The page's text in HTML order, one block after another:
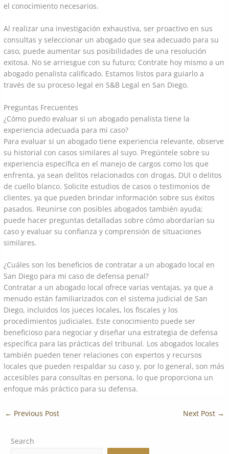
el conocimiento necesarios.
Al realizar una investigación exhaustiva, ser proactivo en sus
consultas y seleccionar un abogado que sea adecuado para su
caso, puede aumentar sus posibilidades de una resolución
exitosa. No se arriesgue con su futuro; Contrate hoy mismo a un
abogado penalista calificado. Estamos listos para guiarlo a
través de su proceso legal en S&B Legal en San Diego.
Preguntas Frecuentes
¿Cómo puedo evaluar si un abogado penalista tiene la
experiencia adecuada para mi caso?
Para evaluar si un abogado tiene experiencia relevante, observe
su historial con casos similares al suyo. Pregúntele sobre su
experiencia específica en el manejo de cargos como los que
enfrenta, ya sean delitos relacionados con drogas, DUI o delitos
de cuello blanco. Solicite estudios de casos o testimonios de
clientes, ya que pueden brindar información sobre sus éxitos
pasados. Reunirse con posibles abogados también ayuda;
puede hacer preguntas detalladas sobre cómo abordarían su
caso y evaluar su confianza y comprensión de situaciones
similares.
¿Cuáles son los beneficios de contratar a un abogado local en
San Diego para mi caso de defensa penal?
Contratar a un abogado local ofrece varias ventajas, ya que a
menudo están familiarizados con el sistema judicial de San
Diego, incluidos los jueces locales, los fiscales y los
procedimientos judiciales. Este conocimiento puede ser
beneficioso para negociar y diseñar una estrategia de defensa
específica para las prácticas del tribunal. Los abogados locales
también pueden tener relaciones con expertos y recursos
locales que pueden respaldar su caso y, por lo general, son más
accesibles para consultas en persona, lo que proporciona un
enfoque más práctico para su defensa.
← Previous Post Next Post →
Search